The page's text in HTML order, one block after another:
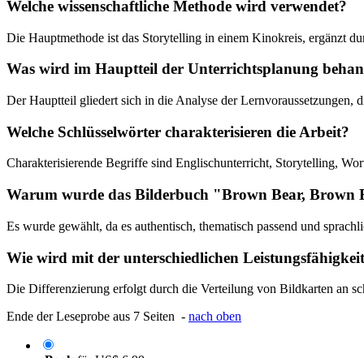
Welche wissenschaftliche Methode wird verwendet?
Die Hauptmethode ist das Storytelling in einem Kinokreis, ergänzt
Was wird im Hauptteil der Unterrichtsplanung
Der Hauptteil gliedert sich in die Analyse der Lernvoraussetzungen,
Welche Schlüsselwörter charakterisieren die Arbeit?
Charakterisierende Begriffe sind Englischunterricht, Storytelling,
Warum wurde das Bilderbuch "Brown Bear, Brown
Es wurde gewählt, da es authentisch, thematisch passend und
Wie wird mit der unterschiedlichen
Die Differenzierung erfolgt durch die Verteilung von Bildkarten an
Ende der Leseprobe aus 7 Seiten - nach oben